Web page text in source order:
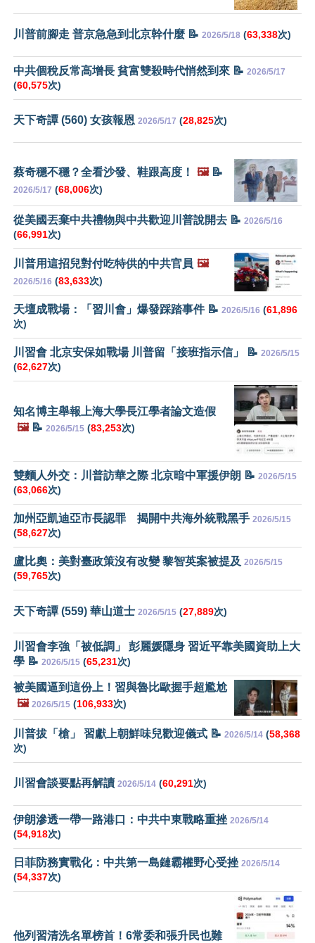
川普前腳走 普京急急到北京幹什麼 📝 2026/5/18 (63,338次)
中共個稅反常高增長 貧富雙殺時代悄然到來 📝 2026/5/17
(60,575次)
天下奇譚 (560) 女孩報恩 2026/5/17 (28,825次)
蔡奇穩不穩？全看沙發、鞋跟高度！ 🖼️📝
2026/5/17 (68,006次)
從美國丟棄中共禮物與中共歡迎川普說開去 📝 2026/5/16
(66,991次)
川普用這招兒對付吃特供的中共官員 🖼️
2026/5/16 (83,633次)
天壇成戰場：「習川會」爆發踩踏事件 📝 2026/5/16 (61,896
次)
川習會 北京安保如戰場 川普留「接班指示信」 📝 2026/5/15
(62,627次)
知名博主舉報上海大學長江學者論文造假
🖼️📝 2026/5/15 (83,253次)
雙麵人外交：川普訪華之際 北京暗中軍援伊朗 📝 2026/5/15
(63,066次)
加州亞凱迪亞市長認罪 揭開中共海外統戰黑手 2026/5/15
(58,627次)
盧比奧：美對臺政策沒有改變 黎智英案被提及 2026/5/15
(59,765次)
天下奇譚 (559) 華山道士 2026/5/15 (27,889次)
川習會李強「被低調」 彭麗媛隱身 習近平靠美國資助上大
學 📝 2026/5/15 (65,231次)
被美國逼到這份上！習與魯比歐握手超尷尬
🖼️ 2026/5/15 (106,933次)
川普拔「槍」 習獻上朝鮮味兒歡迎儀式 📝 2026/5/14 (58,368
次)
川習會談要點再解讀 2026/5/14 (60,291次)
伊朗滲透一帶一路港口：中共中東戰略重挫 2026/5/14
(54,918次)
日菲防務實戰化：中共第一島鏈霸權野心受挫 2026/5/14
(54,337次)
他列習清洗名單榜首！6常委和張升民也難